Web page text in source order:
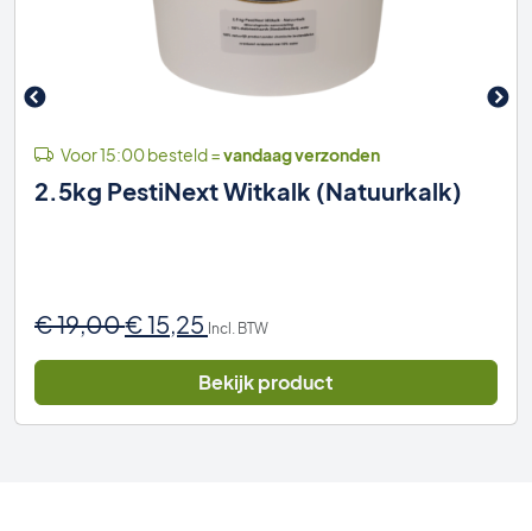
Voor 15:00 besteld =vandaag verzonden
2.5kg PestiNext Witkalk (Natuurkalk)
€19,00Oorspronkelijke
€ 19,00.
€15,25 Huidige
is:
€ 15,25.
Incl. BTW
Bekijk product